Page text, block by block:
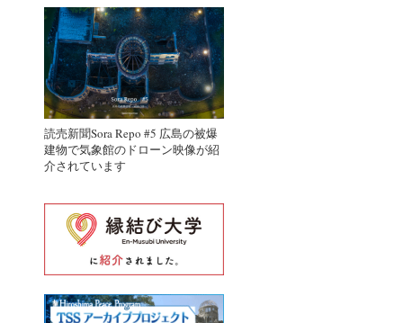
読売新聞Sora Repo #5 広島の被爆
建物で気象館のドローン映像が紹
介されています